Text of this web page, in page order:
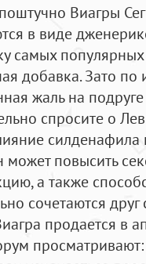
Виагры
в виде
самых
добавка. Зато
жаль на
спросите о
силденафила
повысить
а также
сочетаются
продается в
просматривают: